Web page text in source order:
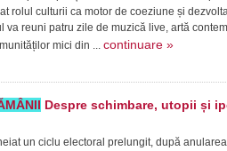
rolul culturii ca motor de coeziune și
va reuni patru zile de muzică live, artă
mici din ... continuare »
Despre schimbare, utopii și
un ciclu electoral prelungit, după